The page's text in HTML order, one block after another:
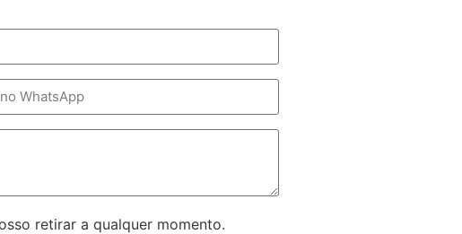
retirar a qualquer momento.